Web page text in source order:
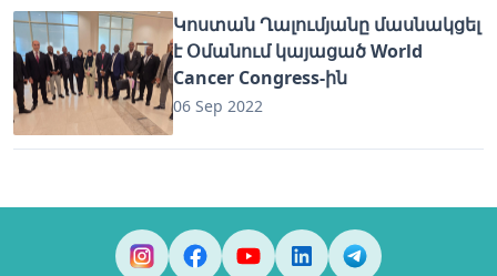
Կոստան Ղալումյանը մասնակցել
է Օմանում կայացած World
Cancer Congress-ին
06 Sep 2022